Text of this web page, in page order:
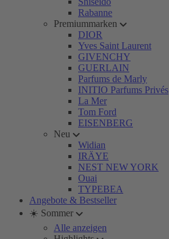
Rabanne
Premiummarken
DIOR
Yves Saint Laurent
GIVENCHY
GUERLAIN
Parfums de Marly
INITIO Parfums Privés
La Mer
Tom Ford
EISENBERG
Neu
Widian
IRÄYE
NEST NEW YORK
Ouai
TYPEBEA
Angebote & Bestseller
☀️ Sommer
Alle anzeigen